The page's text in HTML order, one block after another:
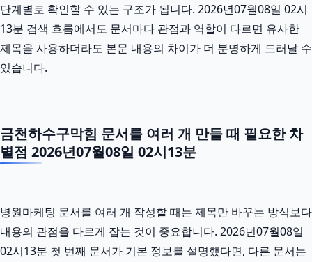
단계별로 확인할 수 있는 구조가 됩니다. 2026년07월08일 02시
13분 검색 흐름에서도 문서마다 관점과 역할이 다르면 유사한
제목을 사용하더라도 본문 내용의 차이가 더 분명하게 드러날 수
있습니다.
금천하수구막힘 문서를 여러 개 만들 때 필요한 차
별점 2026년07월08일 02시13분
병원마케팅 문서를 여러 개 작성할 때는 제목만 바꾸는 방식보다
내용의 관점을 다르게 잡는 것이 중요합니다. 2026년07월08일
02시13분 첫 번째 문서가 기본 정보를 설명했다면, 다른 문서는